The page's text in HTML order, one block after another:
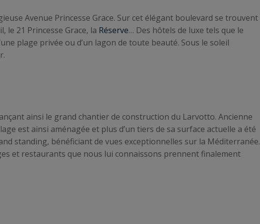
Avenue Princesse Grace. Sur cet élégant boulevard se trouvent
le 21 Princesse Grace, la Réserve… Des hôtels de luxe tels que le
plage privée ou d’un lagon de toute beauté. Sous le soleil
ainsi le grand chantier de construction du Larvotto. Ancienne
est ainsi aménagée et plus d’un tiers de sa surface actuelle a été
standing, bénéficiant de vues exceptionnelles sur la Méditerranée.
et restaurants que nous lui connaissons prennent finalement